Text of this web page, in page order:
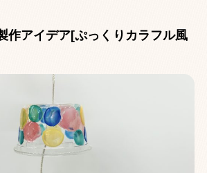
作アイデア[ぷっくりカラフル風